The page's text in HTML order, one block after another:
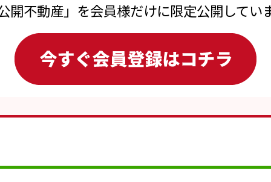
開不動産」を会員様だけに限定公開してい